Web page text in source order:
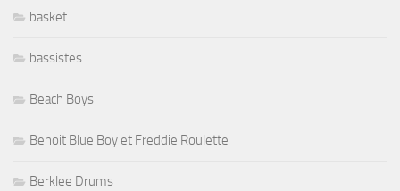
basket
bassistes
Beach Boys
Benoit Blue Boy et Freddie Roulette
Berklee Drums